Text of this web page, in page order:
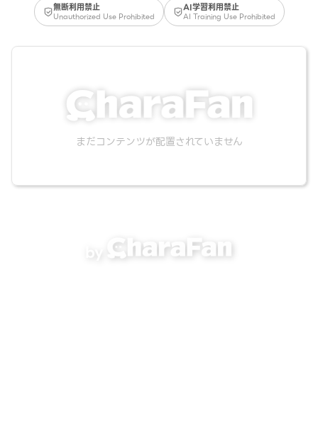
無断利用禁止
Unauthorized Use Prohibited
AI学習利用禁止
AI Training Use Prohibited
まだコンテンツが配置されていません